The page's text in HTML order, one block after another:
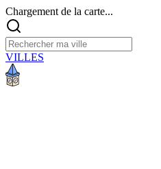
Chargement de la carte...
VILLES